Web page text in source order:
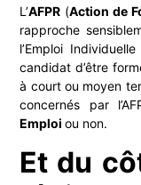
L’AFPR (Action de
rapproche
l’Emploi
candidat d’être
à court ou moyen
concernés par
Emploiou non.
Et du